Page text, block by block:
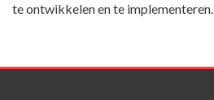
te ontwikkelen en te implementeren.